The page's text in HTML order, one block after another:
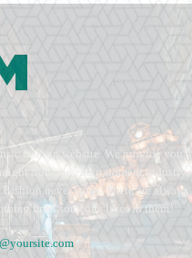
fashion website. We provide you
from the entertainment industry.
never stops. There are always
until someone lives in them.